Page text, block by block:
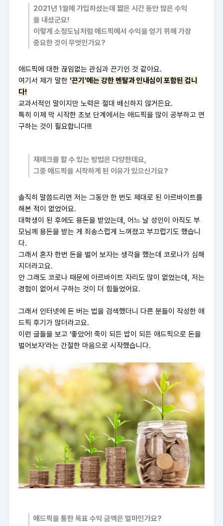
2021년 1월에 가입하셨는데 짧은 시간 동안 많은 수익
을 내셨군요!
이렇게 소정도님처럼 애드픽에서 수익을 얻기 위해 가장
중요한 것이 무엇인가요?
애드픽에 대한 끊임없는 관심과 끈기인 것 같아요.
여기서 제가 말한 ‘끈기’에는 강한 멘탈과 인내심이 포함된 겁니
다!
교과서적인 말이지만 노력은 절대 배신하지 않거든요.
특히 이제 막 시작한 초보 단계에서는 애드픽을 많이 공부하고 연
구하는 것이 필요합니다!!!
재테크를 할 수 있는 방법은 다양한데요,
그중 애드픽을 시작하게 된 이유가 있으신가요?
솔직히 말씀드리면 저는 그동안 한 번도 제대로 된 아르바이트를
해본 적이 없었어요.
대학생이 된 후에도 용돈을 받았는데, 어느 날 성인이 아직도 부
모님께 용돈을 받는 게 죄송스럽게 느껴졌고 부끄럽기도 했습니
다.
그래서 혼자 한번 돈을 벌어 보자는 생각을 했는데 코로나가 심해
지더라고요.
안 그래도 코로나 때문에 아르바이트 자리도 많이 없었는데, 저는
경험이 없어서 구하는 것이 더 힘들었어요.
그래서 인터넷에 돈 버는 법을 검색했더니 다른 분들이 작성한 애
드픽 후기가 많더라고요.
이런 글들을 보고 ‘좋았어! 죽이 되든 밥이 되든 애드픽으로 돈을
벌어보자’라는 간절한 마음으로 시작했습니다.
애드픽을 통한 목표 수익 금액은 얼마인가요?